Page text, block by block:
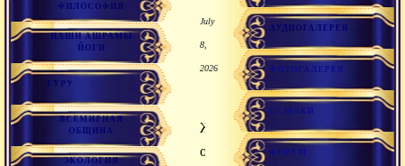
ФИЛОСОФИЯ
НАШИ АШРАМЫ
ЙОГИ
ГУРУ
ВСЕМИРНАЯ
ОБЩИНА
ЭКОЛОГИЯ
July
8,
2026
Желтые
одежды,
АУДИОГАЛЕРЕЯ
ФОТОГАЛЕРЕЯ
ССЫЛКИ
ФОРУМ